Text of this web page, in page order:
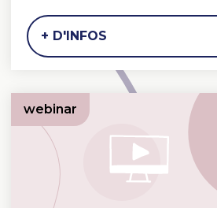
+ D'INFOS
webinar